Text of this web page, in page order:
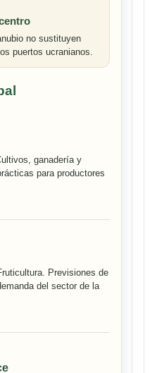
no sustituyen
puertos ucranianos.
ganadería y
para productores
Previsiones de
del sector de la